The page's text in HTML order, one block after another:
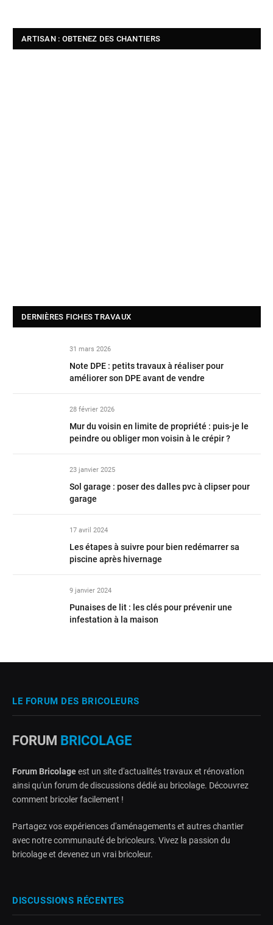
ARTISAN : OBTENEZ DES CHANTIERS
DERNIÈRES FICHES TRAVAUX
31 mars 2026
Note DPE : petits travaux à réaliser pour
améliorer son DPE avant de vendre
28 février 2026
Mur du voisin en limite de propriété : puis-je le
peindre ou obliger mon voisin à le crépir ?
23 janvier 2025
Sol garage : poser des dalles pvc à clipser pour
garage
17 avril 2024
Les étapes à suivre pour bien redémarrer sa
piscine après hivernage
9 janvier 2024
Punaises de lit : les clés pour prévenir une
infestation à la maison
LE FORUM DES BRICOLEURS
FORUM BRICOLAGE
Forum Bricolageest un site d'actualités travaux et rénovation
ainsi qu'un forum de discussions dédié au bricolage. Découvrez
comment bricoler facilement !
Partagez vos expériences d'aménagements et autres chantier
avec notre communauté de bricoleurs. Vivez la passion du
bricolage et devenez un vrai bricoleur.
DISCUSSIONS RÉCENTES